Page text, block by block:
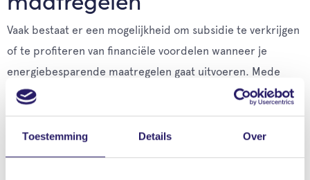
Toestemming Details Over
Vaak bestaat er een mogelijkheid om subsidie te verkrijgen
of te profiteren van financiële voordelen wanneer je
energiebesparende maatregelen gaat uitvoeren. Mede
door de subsidies die de overheid verstrekt kan het voor je
aantrekkelijk zijn deze energiebesparende maatregelen uit
te voeren. Zo worden er landelijke
duurzaamheidssubsidies zoals de ISDE aangeboden. Soms